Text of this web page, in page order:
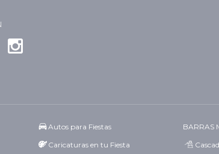
Autos para Fiestas
BARRAS
Caricaturas en tu Fiesta